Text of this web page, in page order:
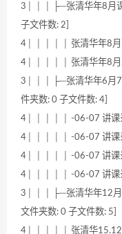
3│ │ │ ├─张清华年8月
子文件数: 2]
4│ │ │ │ │ 张清华年8月
4│ │ │ │ │ 张清华年8月
3│ │ │ ├─张清华年6月7
件夹数: 0 子文件数: 4]
4│ │ │ │ │ -06-07 讲课
4│ │ │ │ │ -06-07 讲课
4│ │ │ │ │ -06-07 讲课
4│ │ │ │ │ -06-07 讲课
3│ │ │ ├─张清华年12月
文件夹数: 0 子文件数: 5]
4│ │ │ │ │ 张清华